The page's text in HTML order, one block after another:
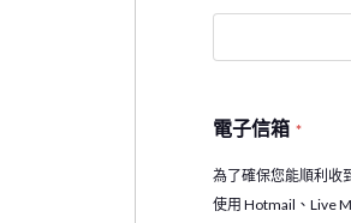
電子信箱 *
為了確保您能順利收
使用 Hotmail、Live